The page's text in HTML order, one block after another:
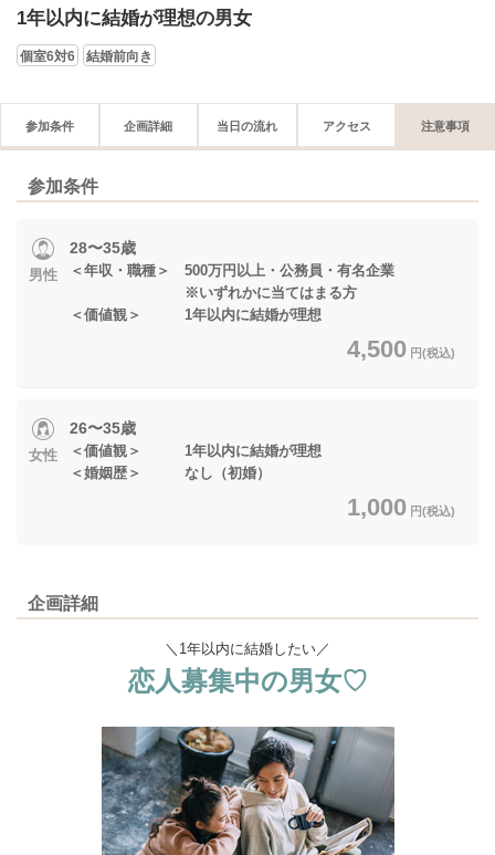
1年以内に結婚が理想の男女
個室6対6 結婚前向き
参加条件 企画詳細 当日の流れ アクセス 注意事項
参加条件
男性
28〜35歳
＜年収・職種＞ 500万円以上・公務員・有名企業
※いずれかに当てはまる方
＜価値観＞ 1年以内に結婚が理想
4,500 円(税込)
女性
26〜35歳
＜価値観＞ 1年以内に結婚が理想
＜婚姻歴＞ なし（初婚）
1,000 円(税込)
企画詳細
＼ 1年以内に結婚したい ／
恋人募集中の男女♡